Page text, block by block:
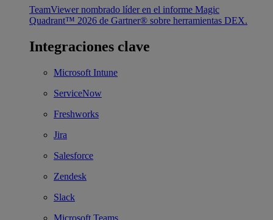
TeamViewer nombrado líder en el informe Magic
Quadrant™ 2026 de Gartner® sobre herramientas DEX.
Integraciones clave
Microsoft Intune
ServiceNow
Freshworks
Jira
Salesforce
Zendesk
Slack
Microsoft Teams